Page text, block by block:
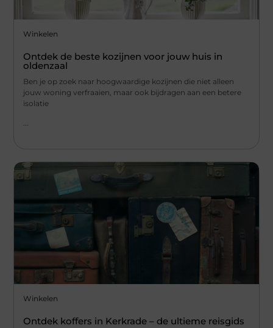
Winkelen
Ontdek de beste kozijnen voor jouw huis in
oldenzaal
Ben je op zoek naar hoogwaardige kozijnen die niet alleen
jouw woning verfraaien, maar ook bijdragen aan een betere
isolatie
...
Winkelen
Ontdek koffers in Kerkrade – de ultieme reisgids